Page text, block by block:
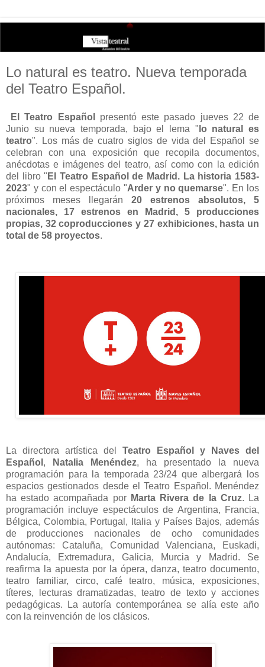
Lo natural es teatro. Nueva temporada
del Teatro Español.
El Teatro Español
presentó este pasado jueves 22 de
Junio su nueva temporada, bajo el lema " lo natural es
teatro". Los más de cuatro siglos de vida del Español se
celebran con una exposición que recopila documentos,
anécdotas e imágenes del teatro, así como con la edición
del libro " El Teatro Español de Madrid. La historia 1583-
2023" y con el espectáculo "Arder y no quemarse". En los
próximos meses llegarán 20 estrenos absolutos, 5
nacionales, 17 estrenos en Madrid, 5 producciones
propias, 32 coproducciones y 27 exhibiciones, hasta un
total de 58 proyectos.
La directora artística del Teatro Español y Naves del
Español , Natalia Menéndez, ha presentado la nueva
programación para la temporada 23/24 que albergará los
espacios gestionados desde el Teatro Español. Menéndez
ha estado acompañada por Marta Rivera de la Cruz.
La
programación incluye espectáculos de Argentina, Francia,
Bélgica, Colombia, Portugal, Italia y Países Bajos, además
de producciones nacionales de ocho comunidades
autónomas: Cataluña, Comunidad Valenciana, Euskadi,
Andalucía, Extremadura, Galicia, Murcia y Madrid. Se
reafirma la apuesta por la ópera, danza, teatro documento,
teatro familiar, circo, café teatro, música, exposiciones,
títeres, lecturas dramatizadas, teatro de texto y acciones
pedagógicas. La autoría contemporánea se alía este año
con la reinvención de los clásicos.